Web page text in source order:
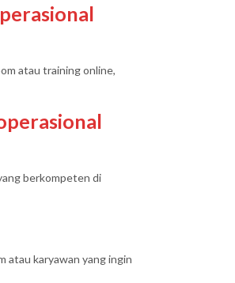
atau training online,
berkompeten di
atau karyawan yang ingin